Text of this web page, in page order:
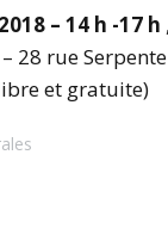
– 14 h -17 h ,
28 rue
et gratuite)